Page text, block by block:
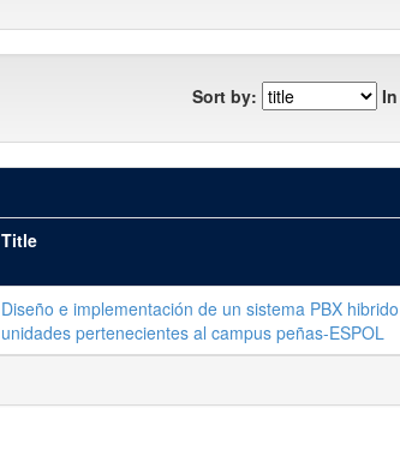
Sort by:
Title
Diseño e implementación de un sistema PBX
unidades pertenecientes al campus peñas-ESPOL